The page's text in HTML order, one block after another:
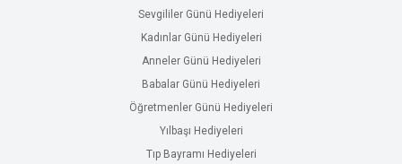
Sevgililer Günü Hediyeleri
Kadınlar Günü Hediyeleri
Anneler Günü Hediyeleri
Babalar Günü Hediyeleri
Öğretmenler Günü Hediyeleri
Yılbaşı Hediyeleri
Tıp Bayramı Hediyeleri